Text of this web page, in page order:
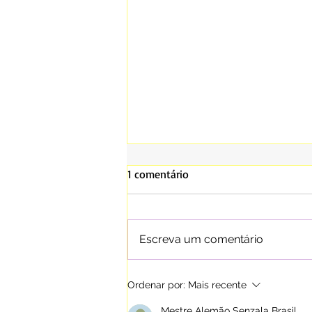
⚠️ “O SURTO PODE ACONTECER
COM QUALQUER UM DE NÓS”:
1 comentário
Escreva um comentário
Ordenar por: Mais recente